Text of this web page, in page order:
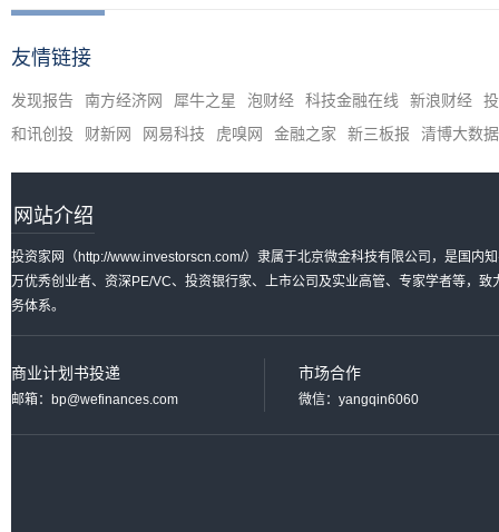
友情链接
发现报告 南方经济网 犀牛之星 泡财经 科技金融在线 新浪财经
和讯创投
财新网 网易科技 虎嗅网 金融之家 新三板报 清博大数据
网站介绍
投资家网（http://www.investorscn.com/）隶属于北京微金科技有限公司，是国内
万优秀创业者、资深PE/VC、投资银行家、上市公司及实业高管、专家学者等，
务体系。
商业计划书投递
邮箱：bp@wefinances.com
市场合作
微信：yangqin6060